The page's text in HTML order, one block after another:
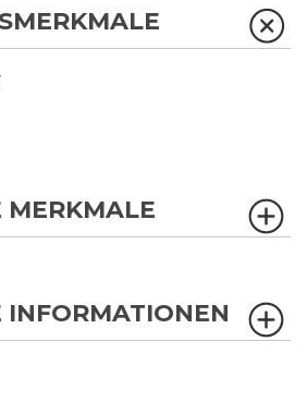
MERKMALE
INFORMATIONEN